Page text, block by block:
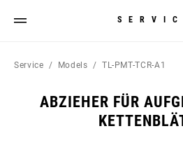
Service Models TL-PMT-TCR-A1
ABZIEHER FÜR